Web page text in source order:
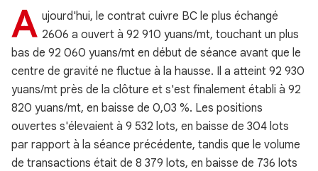
A ujourd'hui, le contrat cuivre BC le plus échangé
2606 a ouvert à 92 910 yuans/mt, touchant un plus
bas de 92 060 yuans/mt en début de séance avant que le
centre de gravité ne fluctue à la hausse. Il a atteint 92 930
yuans/mt près de la clôture et s'est finalement établi à 92
820 yuans/mt, en baisse de 0,03 %. Les positions
ouvertes s'élevaient à 9 532 lots, en baisse de 304 lots
par rapport à la séance précédente, tandis que le volume
de transactions était de 8 379 lots, en baisse de 736 lots